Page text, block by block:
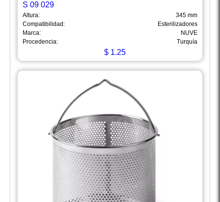
S 09 029
Altura:
345 mm
Compatibilidad:
Esterilizadores
Marca:
NUVE
Procedencia:
Turquía
$ 1.25